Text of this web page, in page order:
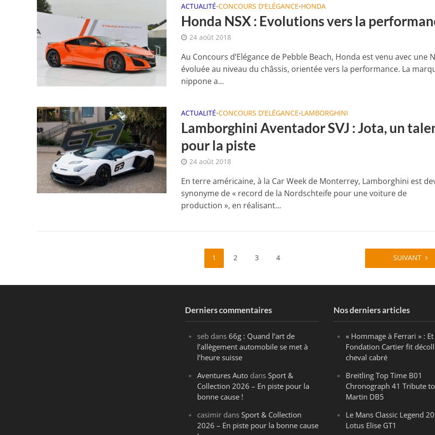
ACTUALITÉ•CONCOURS D'ELÉGANCE•HONDA
Honda NSX : Evolutions vers la
24 août 2018
Au Concours d’Elégance de Pebble Beach, Honda est venu avec une
évoluée au niveau du châssis, orientée vers la performance. La
nippone a...
ACTUALITÉ•CONCOURS D'ELÉGANCE•LAMBORGHINI
Lamborghini Aventador SVJ : Jota, un
pour la piste
24 août 2018
En terre américaine, à la Car Week de Monterrey, Lamborghini est
synonyme de « record de la Nordschteife pour une voiture de
production », en réalisant...
1 2 3 4 SUIVANT
Derniers commentaires
seb dans66g : Quand l’art de
l’allègement automobile se met à
l’heure suisse
Aventures Auto dansSport &
Collection 2026 – En piste pour la
bonne cause !
casimir dansSport & Collection
2026 – En piste pour la bonne cause
Nos derniers articles
« Hommage à Ferrari » : Et
Fondation Cartier fit
cheval cabré
Breitling Top Time B01
Chronograph 41 Tribute
Martin DB5
Le Mans Classic Legend
Lotus Elise GT1